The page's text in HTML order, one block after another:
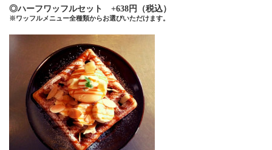
◎ハーフワッフルセット +638円（税込）
※ワッフルメニュー全種類からお選びいただけます。